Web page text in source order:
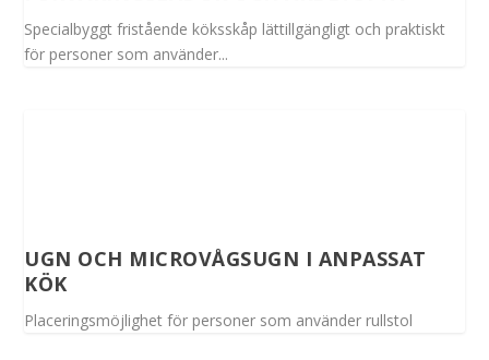
Specialbyggt fristående köksskåp lättillgängligt och praktiskt
för personer som använder...
UGN OCH MICROVÅGSUGN I ANPASSAT
KÖK
Placeringsmöjlighet för personer som använder rullstol